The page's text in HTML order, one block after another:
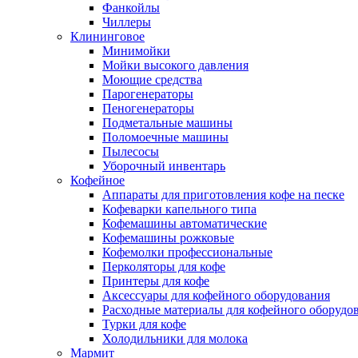
Фанкойлы
Чиллеры
Клининговое
Минимойки
Мойки высокого давления
Моющие средства
Парогенераторы
Пеногенераторы
Подметальные машины
Поломоечные машины
Пылесосы
Уборочный инвентарь
Кофейное
Аппараты для приготовления кофе на песке
Кофеварки капельного типа
Кофемашины автоматические
Кофемашины рожковые
Кофемолки профессиональные
Перколяторы для кофе
Принтеры для кофе
Аксессуары для кофейного оборудования
Расходные материалы для кофейного
Турки для кофе
Холодильники для молока
Мармит